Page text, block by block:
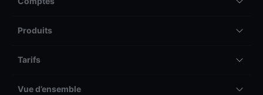
Produits
Tarifs
Vue d’ensemble